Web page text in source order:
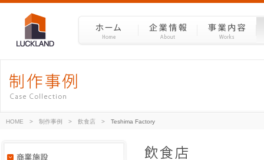
HOME > 制作事例 > 飲食店 > Teshima Factory